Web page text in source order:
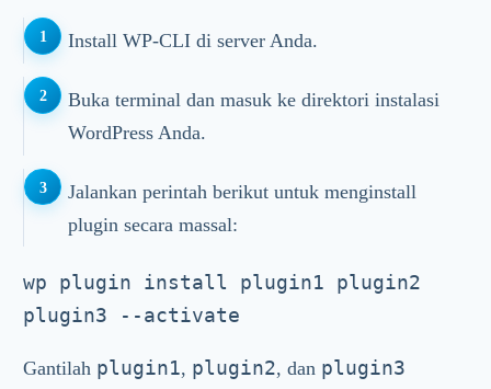
Install WP-CLI di server Anda.
Buka terminal dan masuk ke direktori instalasi
WordPress Anda.
Jalankan perintah berikut untuk menginstall
plugin secara massal:
wp plugin install plugin1 plugin2
Gantilah plugin1, plugin2, dan plugin3